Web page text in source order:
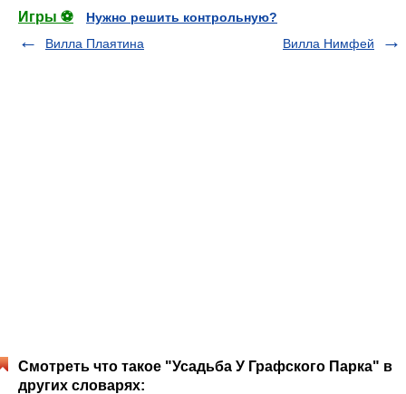
Игры ⚽
Нужно решить контрольную?
Вилла Плаятина
Вилла Нимфей
Смотреть что такое "Усадьба У Графского Парка" в
других словарях: